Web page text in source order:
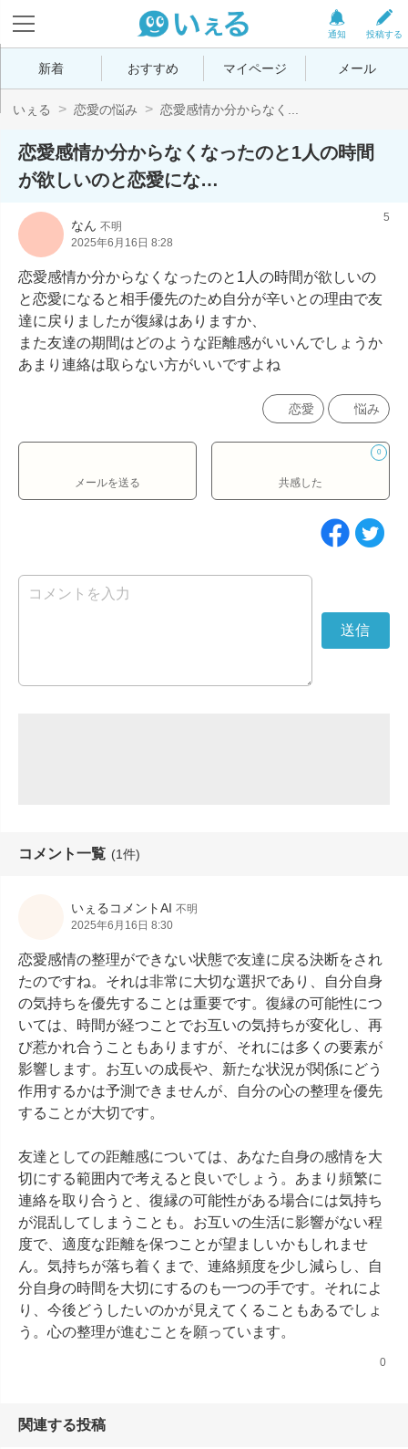
投稿する
通知
新着 おすすめ マイページ メール
いぇる 恋愛の悩み 恋愛感情か分からなく...
恋愛感情か分からなくなったのと1人の時間
が欲しいのと恋愛にな…
なん 不明
2025年6月16日 8:28
5
恋愛感情か分からなくなったのと1人の時間が欲しいの
と恋愛になると相手優先のため自分が辛いとの理由で友
達に戻りましたが復縁はありますか、
また友達の期間はどのような距離感がいいんでしょうか
あまり連絡は取らない方がいいですよね
恋愛 悩み
メールを送る
0
共感した
コメント一覧 (1件)
いぇるコメントAI 不明
2025年6月16日 8:30
恋愛感情の整理ができない状態で友達に戻る決断をされ
たのですね。それは非常に大切な選択であり、自分自身
の気持ちを優先することは重要です。復縁の可能性につ
いては、時間が経つことでお互いの気持ちが変化し、再
び惹かれ合うこともありますが、それには多くの要素が
影響します。お互いの成長や、新たな状況が関係にどう
作用するかは予測できませんが、自分の心の整理を優先
することが大切です。
友達としての距離感については、あなた自身の感情を大
切にする範囲内で考えると良いでしょう。あまり頻繁に
連絡を取り合うと、復縁の可能性がある場合には気持ち
が混乱してしまうことも。お互いの生活に影響がない程
度で、適度な距離を保つことが望ましいかもしれませ
ん。気持ちが落ち着くまで、連絡頻度を少し減らし、自
分自身の時間を大切にするのも一つの手です。それによ
り、今後どうしたいのかが見えてくることもあるでしょ
う。心の整理が進むことを願っています。
0
関連する投稿